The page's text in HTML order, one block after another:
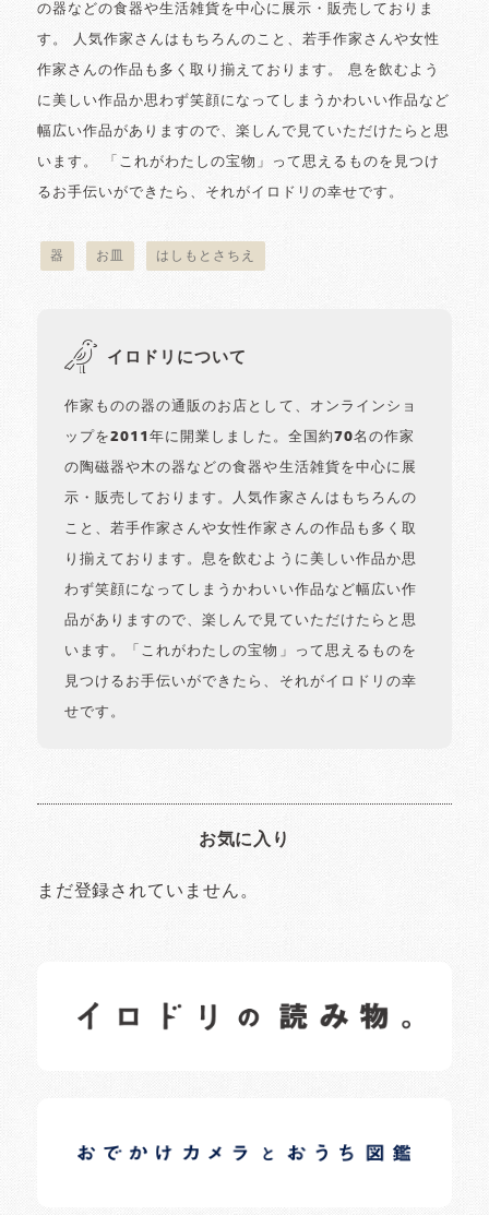
の器などの食器や生活雑貨を中心に展示・販売しておりま
す。 人気作家さんはもちろんのこと、若手作家さんや女性
作家さんの作品も多く取り揃えております。 息を飲むよう
に美しい作品か思わず笑顔になってしまうかわいい作品など
幅広い作品がありますので、楽しんで見ていただけたらと思
います。 「これがわたしの宝物」って思えるものを見つけ
るお手伝いができたら、それがイロドリの幸せです。
器 お皿 はしもとさちえ
イロドリについて
作家ものの器の通販のお店として、オンラインショ
ップを2011年に開業しました。全国約70名の作家
の陶磁器や木の器などの食器や生活雑貨を中心に展
示・販売しております。人気作家さんはもちろんの
こと、若手作家さんや女性作家さんの作品も多く取
り揃えております。息を飲むように美しい作品か思
わず笑顔になってしまうかわいい作品など幅広い作
品がありますので、楽しんで見ていただけたらと思
います。「これがわたしの宝物」って思えるものを
見つけるお手伝いができたら、それがイロドリの幸
せです。
お気に入り
まだ登録されていません。
日常の様子など随時更新中です。
日常の様子など随時更新中です。